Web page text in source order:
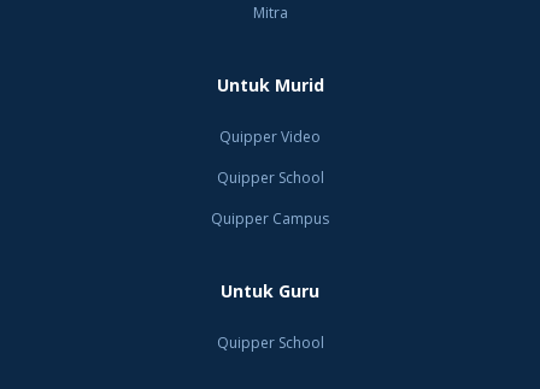
Mitra
Untuk Murid
Quipper Video
Quipper School
Quipper Campus
Untuk Guru
Quipper School